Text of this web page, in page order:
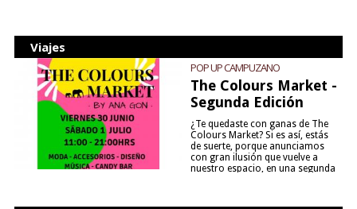
Viajes
POP UP CAMPUZANO
The Colours Market -
Segunda Edición
¿Te quedaste con ganas de The
Colours Market? Si es así, estás
de suerte, porque anunciamos
con gran ilusión que vuelve a
nuestro espacio, en una segunda